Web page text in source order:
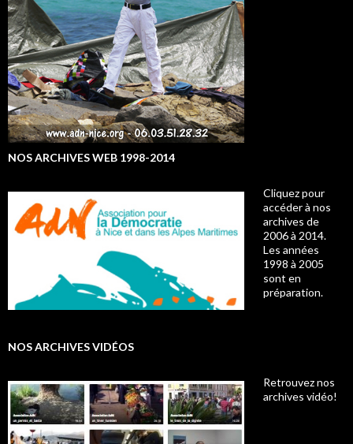
NOS ARCHIVES WEB 1998-2014
Cliquez pour
accéder à nos
archives de
2006 à 2014.
Les années
1998 à 2005
sont en
préparation.
NOS ARCHIVES VIDÉOS
Retrouvez nos
archives vidéo!